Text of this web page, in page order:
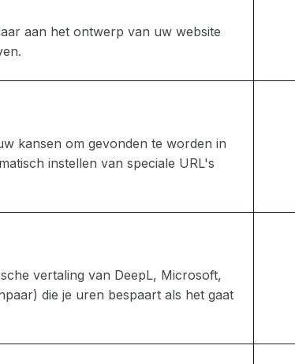
aan het ontwerp van uw website
kansen om gevonden te worden in
instellen van speciale URL's
vertaling van DeepL, Microsoft,
die je uren bespaart als het gaat